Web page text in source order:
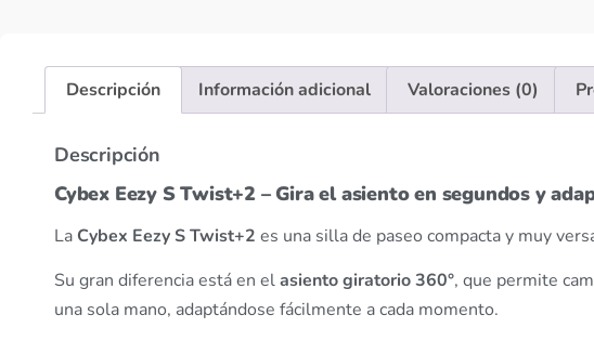
Descripción Información adicional Valoraciones (0)
Descripción
Cybex Eezy S Twist+2 – Gira el asiento en segundos y
La Cybex Eezy S Twist+2 es una silla de paseo compacta y muy
Su gran diferencia está en elasiento giratorio 360°, que permite
una sola mano, adaptándose fácilmente a cada momento.